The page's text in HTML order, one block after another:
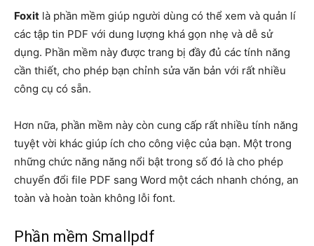
Foxit là phần mềm giúp người dùng có thể xem và quản lí
các tập tin PDF với dung lượng khá gọn nhẹ và dễ sử
dụng. Phần mềm này được trang bị đầy đủ các tính năng
cần thiết, cho phép bạn chỉnh sửa văn bản với rất nhiều
công cụ có sẵn.
Hơn nữa, phần mềm này còn cung cấp rất nhiều tính năng
tuyệt vời khác giúp ích cho công việc của bạn. Một trong
những chức năng năng nổi bật trong số đó là cho phép
chuyển đổi file PDF sang Word một cách nhanh chóng, an
toàn và hoàn toàn không lỗi font.
Phần mềm Smallpdf